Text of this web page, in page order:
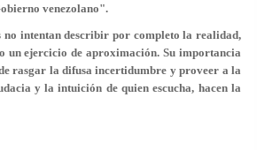
venezolano".
no intentan describir por completo la realidad,
un ejercicio de aproximación. Su importancia
rasgar la difusa incertidumbre y proveer a la
y la intuición de quien escucha, hacen la